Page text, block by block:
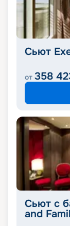
Сьют
от 358
Сьют с
and